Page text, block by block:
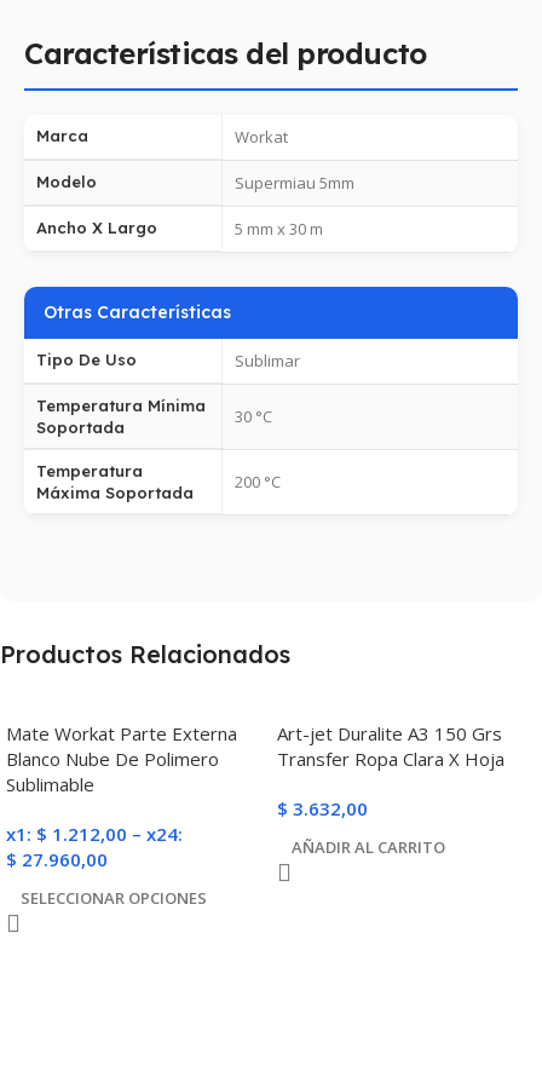
Características del producto
Marca Workat
Modelo Supermiau 5mm
Ancho X Largo 5 mm x 30 m
Otras Características
Tipo De Uso Sublimar
Temperatura Mínima
Soportada
30 °C
Temperatura
Máxima Soportada
200 °C
Productos Relacionados
Mate Workat Parte Externa
Blanco Nube De Polimero
Sublimable
x1: $ 1.212,00 – x24:
$ 27.960,00
SELECCIONAR OPCIONES
Art-jet Duralite A3 150 Grs
Transfer Ropa Clara X Hoja
$ 3.632,00
AÑADIR AL CARRITO